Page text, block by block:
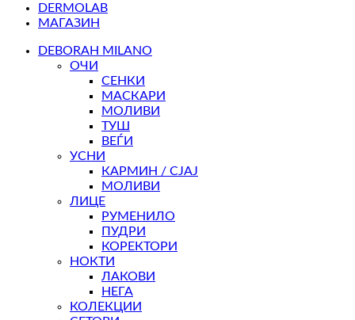
DERMOLAB
МАГАЗИН
DEBORAH MILANO
ОЧИ
СЕНКИ
МАСКАРИ
МОЛИВИ
ТУШ
ВЕЃИ
УСНИ
КАРМИН / СЈАЈ
МОЛИВИ
ЛИЦЕ
РУМЕНИЛО
ПУДРИ
КОРЕКТОРИ
НОКТИ
ЛАКОВИ
НЕГА
КОЛЕКЦИИ